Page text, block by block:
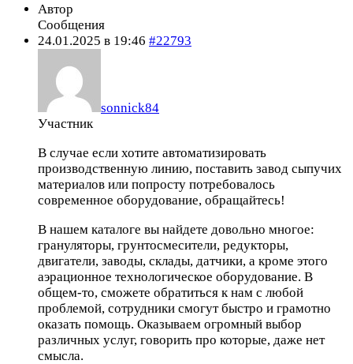
Автор
Сообщения
24.01.2025 в 19:46 #22793
sonnick84
Участник
В случае если хотите автоматизировать
производственную линию, поставить завод сыпучих
материалов или попросту потребовалось
современное оборудование, обращайтесь!
В нашем каталоге вы найдете довольно многое:
грануляторы, грунтосмесители, редукторы,
двигатели, заводы, склады, датчики, а кроме этого
аэрационное технологическое оборудование. В
общем-то, сможете обратиться к нам с любой
проблемой, сотрудники смогут быстро и грамотно
оказать помощь. Оказываем огромный выбор
различных услуг, говорить про которые, даже нет
смысла.